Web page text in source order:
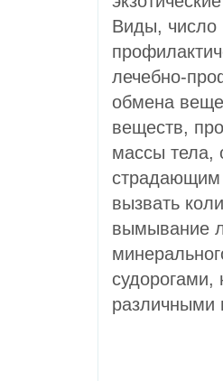
Виды, число
лечебно-
обмена
веществ,
массы
страдающим
вызвать
вымывание
судорогами,
различными